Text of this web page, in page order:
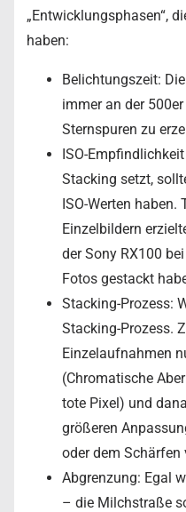
„Entwicklungsphasen“,
haben:
Belichtungszeit:
immer an der
Sternspuren zu
ISO-
Stacking setzt,
ISO-Werten haben.
Einzelbildern
der Sony RX100
Fotos gestackt
Stacking-Prozess:
Stacking-Prozess.
Einzelaufnahmen
(Chromatische
tote Pixel) und
größeren
oder dem
Abgrenzung: Egal
– die Milchstraße